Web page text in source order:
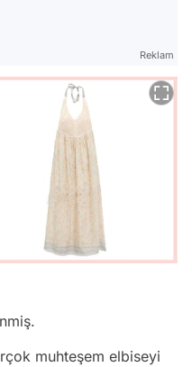
Reklam
muhteşem elbiseyi